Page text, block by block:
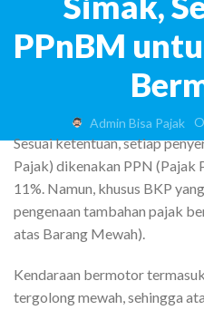
PPnBM
Admin Bisa Pajak
Sesuai ketentuan, setiap
Pajak) dikenakan PPN (Pajak
11%. Namun, khusus BKP
pengenaan tambahan pajak
atas Barang Mewah).
Kendaraan bermotor
tergolong mewah, sehingga